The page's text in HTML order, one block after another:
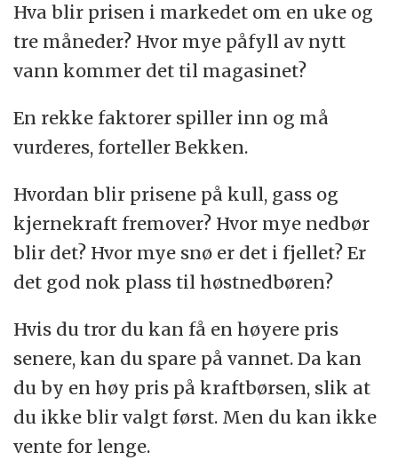
Hva blir prisen i markedet om en uke og
tre måneder? Hvor mye påfyll av nytt
vann kommer det til magasinet?
En rekke faktorer spiller inn og må
vurderes, forteller Bekken.
Hvordan blir prisene på kull, gass og
kjernekraft fremover? Hvor mye nedbør
blir det? Hvor mye snø er det i fjellet? Er
det god nok plass til høstnedbøren?
Hvis du tror du kan få en høyere pris
senere, kan du spare på vannet. Da kan
du by en høy pris på kraftbørsen, slik at
du ikke blir valgt først. Men du kan ikke
vente for lenge.